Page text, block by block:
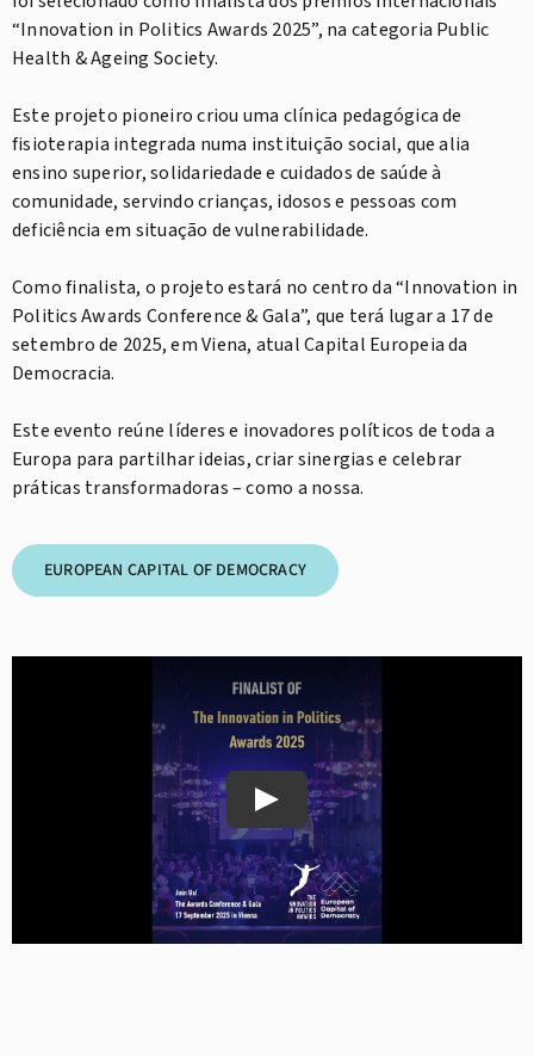
“Innovation in Politics Awards 2025”, na categoria Public
Health & Ageing Society.
Este projeto pioneiro criou uma clínica pedagógica de
fisioterapia integrada numa instituição social, que alia
ensino superior, solidariedade e cuidados de saúde à
comunidade, servindo crianças, idosos e pessoas com
deficiência em situação de vulnerabilidade.
Como finalista, o projeto estará no centro da “Innovation in
Politics Awards Conference & Gala”, que terá lugar a 17 de
setembro de 2025, em Viena, atual Capital Europeia da
Democracia.
Este evento reúne líderes e inovadores políticos de toda a
Europa para partilhar ideias, criar sinergias e celebrar
práticas transformadoras – como a nossa.
EUROPEAN CAPITAL OF DEMOCRACY